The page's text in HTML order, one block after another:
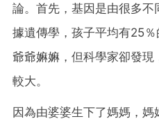
論。首先，基因是由很多
據遺傳學，孩子平均有25
爺爺嫲嫲，但科學家卻發
較大。
因為由婆婆生下了媽媽，